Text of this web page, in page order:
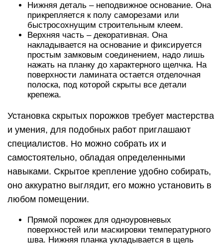
Нижняя деталь – неподвижное основание. Она
прикрепляется к полу саморезами или
быстросохнущим строительным клеем.
Верхняя часть – декоративная. Она
накладывается на основание и фиксируется
простым замковым соединением, надо лишь
нажать на планку до характерного щелчка. На
поверхности ламината остается отделочная
полоска, под которой скрыты все детали
крепежа.
Установка скрытых порожков требует мастерства
и умения, для подобных работ приглашают
специалистов. Но можно собрать их и
самостоятельно, обладая определенными
навыками. Скрытое крепление удобно собирать,
оно аккуратно выглядит, его можно установить в
любом помещении.
Прямой порожек для одноуровневых
поверхностей или маскировки температурного
шва. Нижняя планка укладывается в щель